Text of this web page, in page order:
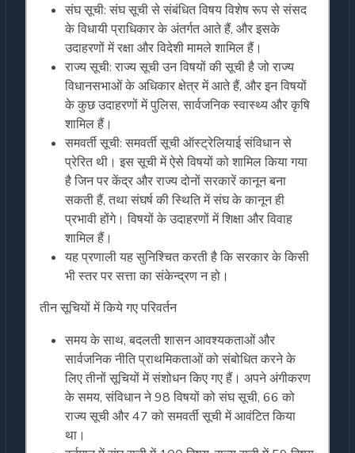
संघ सूची: संघ सूची से संबंधित विषय विशेष रूप से संसद
के विधायी प्राधिकार के अंतर्गत आते हैं, और इसके
उदाहरणों में रक्षा और विदेशी मामले शामिल हैं।
राज्य सूची: राज्य सूची उन विषयों की सूची है जो राज्य
विधानसभाओं के अधिकार क्षेत्र में आते हैं, और इन विषयों
के कुछ उदाहरणों में पुलिस, सार्वजनिक स्वास्थ्य और कृषि
शामिल हैं।
समवर्ती सूची: समवर्ती सूची ऑस्ट्रेलियाई संविधान से
प्रेरित थी। इस सूची में ऐसे विषयों को शामिल किया गया
है जिन पर केंद्र और राज्य दोनों सरकारें कानून बना
सकती हैं, तथा संघर्ष की स्थिति में संघ के कानून ही
प्रभावी होंगे। विषयों के उदाहरणों में शिक्षा और विवाह
शामिल हैं।
यह प्रणाली यह सुनिश्चित करती है कि सरकार के किसी
भी स्तर पर सत्ता का संकेन्द्रण न हो।
तीन सूचियों में किये गए परिवर्तन
समय के साथ, बदलती शासन आवश्यकताओं और
सार्वजनिक नीति प्राथमिकताओं को संबोधित करने के
लिए तीनों सूचियों में संशोधन किए गए हैं। अपने अंगीकरण
के समय, संविधान ने 98 विषयों को संघ सूची, 66 को
राज्य सूची और 47 को समवर्ती सूची में आवंटित किया
था।